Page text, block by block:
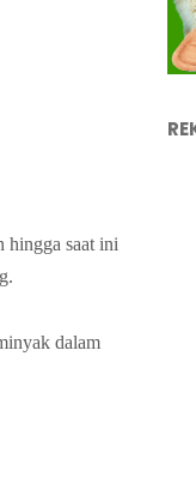
hingga saat ini
dalam